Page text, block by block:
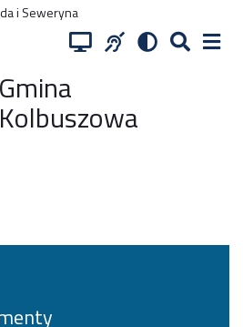
i Seweryna
Gmina
Kolbuszowa